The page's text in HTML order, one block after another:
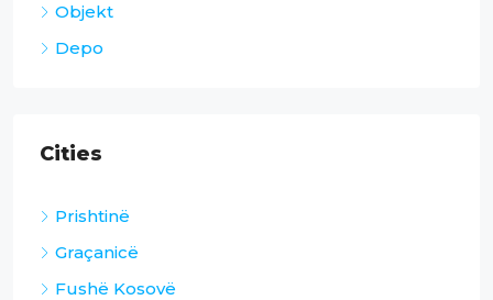
Objekt
Depo
Cities
Prishtinë
Graçanicë
Fushë Kosovë